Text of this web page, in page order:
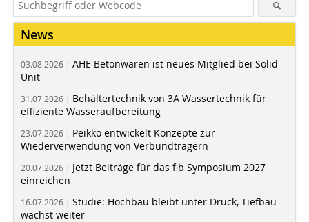
News
03.08.2026 | AHE Betonwaren ist neues Mitglied bei Solid
Unit
31.07.2026 | Behältertechnik von 3A Wassertechnik für
effiziente Wasseraufbereitung
23.07.2026 | Peikko entwickelt Konzepte zur
Wiederverwendung von Verbundträgern
20.07.2026 | Jetzt Beiträge für das fib Symposium 2027
einreichen
16.07.2026 | Studie: Hochbau bleibt unter Druck, Tiefbau
wächst weiter